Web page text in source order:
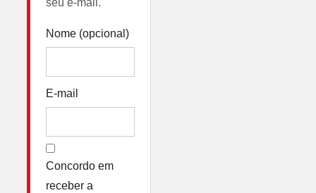
seu e-mail.
Nome (opcional)
E-mail
Concordo em
receber a